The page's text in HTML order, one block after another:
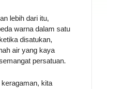
lebih dari itu,
warna dalam satu
disatukan,
air yang kaya
persatuan.
kita